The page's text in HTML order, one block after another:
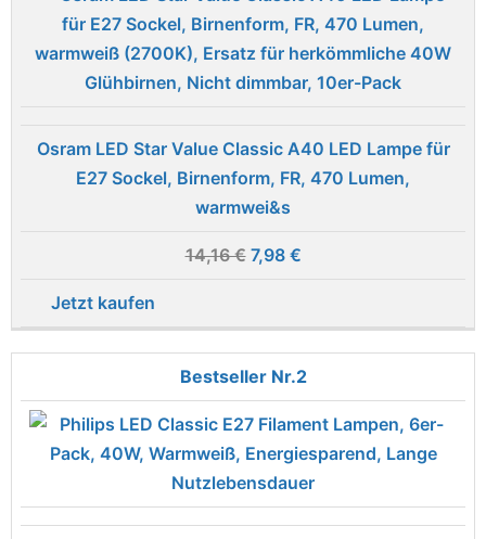
Osram LED Star Value Classic A40 LED Lampe für
E27 Sockel, Birnenform, FR, 470 Lumen,
warmwei&s
14,16 € 7,98 €
Jetzt kaufen
2